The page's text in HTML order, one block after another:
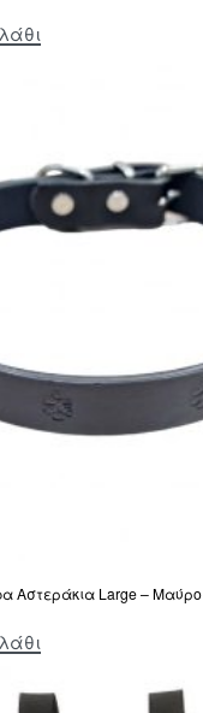
Αστεράκια Large – Μαύρο